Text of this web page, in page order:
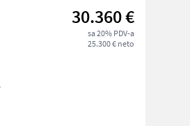
30.360 €
sa 20% PDV-a
25.300 € neto